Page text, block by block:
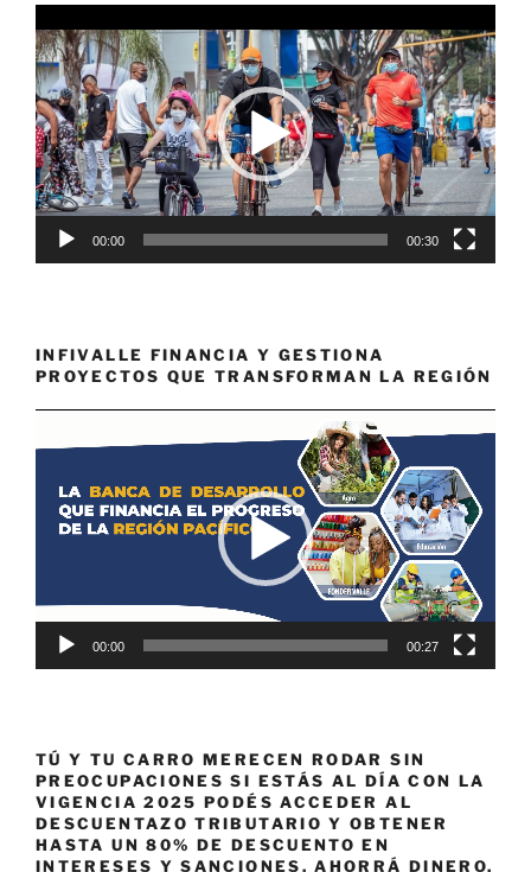
de
vídeo
00:00 00:30
INFIVALLE FINANCIA Y GESTIONA
PROYECTOS QUE TRANSFORMAN LA REGIÓN
de
00:00 00:27
TÚ Y TU CARRO MERECEN RODAR SIN
PREOCUPACIONES SI ESTÁS AL DÍA CON LA
VIGENCIA 2025 PODÉS ACCEDER AL
DESCUENTAZO TRIBUTARIO Y OBTENER
HASTA UN 80% DE DESCUENTO EN
INTERESES Y SANCIONES. AHORRÁ DINERO,